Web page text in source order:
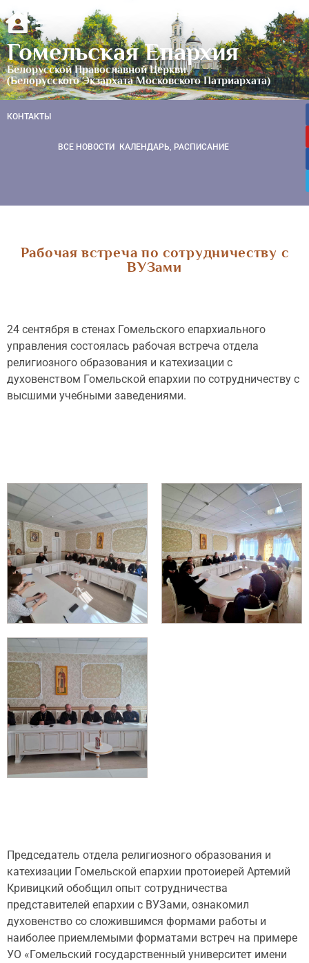
Гомельская Епархия
Белорусской Православной Церкви
(Белорусского Экзархата Московского Патриархата)
КОНТАКТЫ
ВСЕ НОВОСТИ КАЛЕНДАРЬ, РАСПИСАНИЕ
Рабочая встреча по сотрудничеству с
ВУЗами
24 сентября в стенах Гомельского епархиального
управления состоялась рабочая встреча отдела
религиозного образования и катехизации с
духовенством Гомельской епархии по сотрудничеству с
высшими учебными заведениями.
Председатель отдела религиозного образования и
катехизации Гомельской епархии протоиерей Артемий
Кривицкий обобщил опыт сотрудничества
представителей епархии с ВУЗами, ознакомил
духовенство со сложившимся формами работы и
наиболее приемлемыми форматами встреч на примере
УО «Гомельский государственный университет имени